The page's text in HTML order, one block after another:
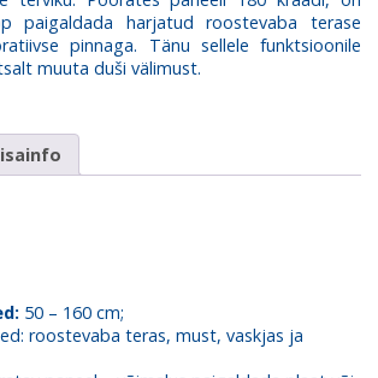
paigaldada harjatud roostevaba terase
pinnaga. Tänu sellele funktsioonile
muuta duši välimust.
50 – 160 cm;
roostevaba teras, must, vaskjas ja